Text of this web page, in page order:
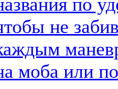
по
не
моба или